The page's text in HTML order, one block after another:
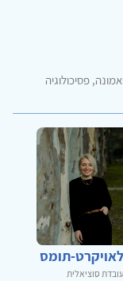
פסיכולוגיה
תומס
עובדת סוציאלית